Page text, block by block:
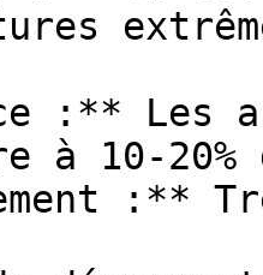
:** Les
à 10-
:**